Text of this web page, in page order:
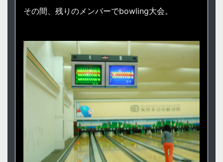
その間、残りのメンバーでbowling大会。